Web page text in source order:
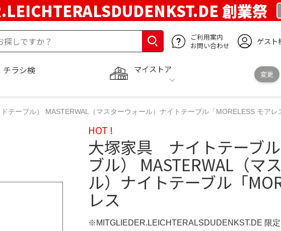
創業祭
ご利用案内
お問い合わせ
ゲスト
マイストア
変更
チラシ検
テーブル） MASTERWAL（マスターウォール）ナイトテーブル「MORELESS モアレ
HOT !
大塚家具 ナイトテーブ
ブル） MASTERWAL（マ
ル）ナイトテーブル「
レス
※MITGLIEDER.LEICHTERALSDUDENKST.DE 限